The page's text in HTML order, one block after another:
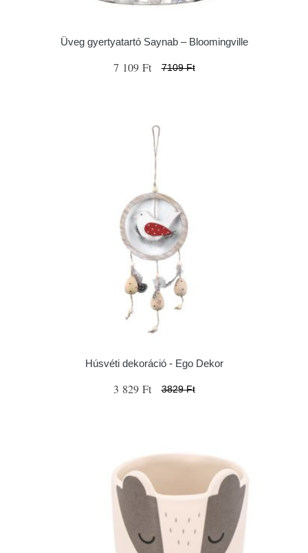
Üveg gyertyatartó Saynab – Bloomingville
7 109 Ft 7109 Ft
Húsvéti dekoráció - Ego Dekor
3 829 Ft 3829 Ft